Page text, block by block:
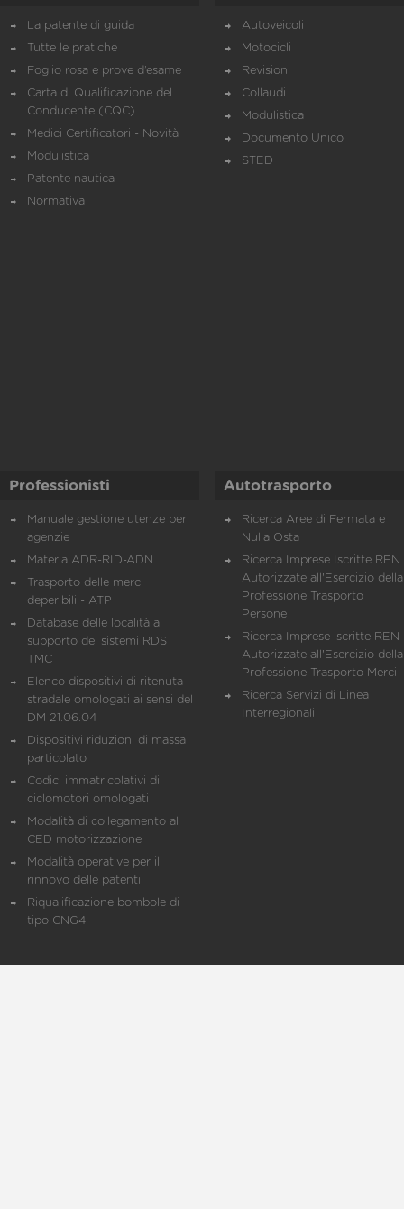
La patente di guida
Tutte le pratiche
Foglio rosa e prove d’esame
Carta di Qualificazione del
Conducente (CQC)
Medici Certificatori - Novità
Modulistica
Patente nautica
Normativa
Autoveicoli
Motocicli
Revisioni
Collaudi
Modulistica
Documento Unico
STED
Professionisti
Manuale gestione utenze per
agenzie
Materia ADR-RID-ADN
Trasporto delle merci
deperibili - ATP
Database delle località a
supporto dei sistemi RDS
TMC
Elenco dispositivi di ritenuta
stradale omologati ai sensi del
DM 21.06.04
Dispositivi riduzioni di massa
particolato
Codici immatricolativi di
ciclomotori omologati
Modalità di collegamento al
CED motorizzazione
Modalità operative per il
rinnovo delle patenti
Riqualificazione bombole di
tipo CNG4
Autotrasporto
Ricerca Aree di Fermata e
Nulla Osta
Ricerca Imprese Iscritte REN
Autorizzate all'Esercizio della
Professione Trasporto
Persone
Ricerca Imprese iscritte REN
Autorizzate all'Esercizio della
Professione Trasporto Merci
Ricerca Servizi di Linea
Interregionali